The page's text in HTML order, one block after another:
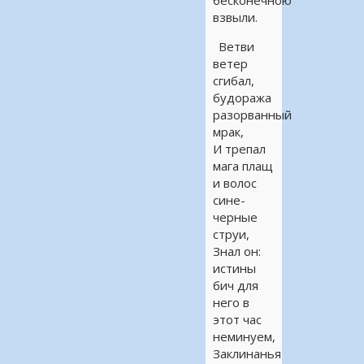
взвыли.
Ветви
ветер
сгибал,
будоража
разорванный
мрак,
И трепал
мага плащ
и волос
сине-
черные
струи,
Знал он:
истины
бич для
него в
этот час
неминуем,
Заклинанья